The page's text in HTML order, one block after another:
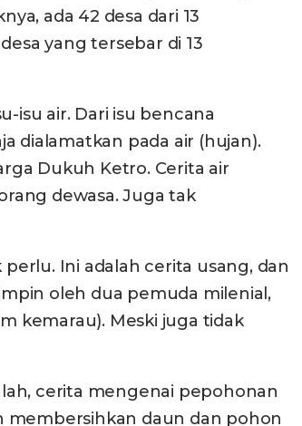
ada 42 desa dari 13
yang tersebar di 13
isu air. Dari isu bencana
dialamatkan pada air (hujan).
Dukuh Ketro. Cerita air
dewasa. Juga tak
Ini adalah cerita usang, dan
oleh dua pemuda milenial,
kemarau). Meski juga tidak
cerita mengenai pepohonan
membersihkan daun dan pohon